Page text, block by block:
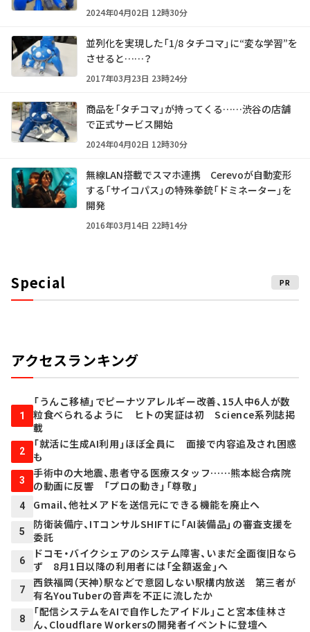
2024年04月02日 12時30分
並列化を実現した「1/8 タチコマ」に“変な学習”を
させると……？
2017年03月23日 23時24分
商品を「タチコマ」が持ってくる……渋谷の店舗
で正式サービス開始
2024年04月02日 12時30分
無線LAN搭載でスマホ連携 Cerevoが自動変形
する「サイコパス」の特殊拳銃「ドミネーター」を
開発
2016年03月14日 22時14分
Special PR
アクセスランキング
1
「うんこ移植」でピーナツアレルギー改善、15人中6人が数
粒食べられるように ヒトの実証は初 Science系列誌掲
載
2
「就活に生成AI利用」ほぼ全員に 面接で内容追及され困惑
も
3
手術中の大地震、患者守る医療スタッフ……熊本総合病院
の動画に反響 「プロの動き」「尊敬」
4 Gmail、他社メアドを送信元にできる機能を廃止へ
5
防衛装備庁、ITコンサルSHIFTに「AI装備品」の審査支援を
委託
6
ドコモ・バイクシェアのシステム障害、いまだ全面復旧なら
ず 8月1日以降の利用者には「全額返金」へ
7
西鉄福岡（天神）駅などで意図しない駅構内放送 第三者が
有名YouTuberの音声を不正に流したか
8
「配信システムをAIで自作したアイドル」こと宮本佳林さ
ん、Cloudflare Workersの開発者イベントに登壇へ